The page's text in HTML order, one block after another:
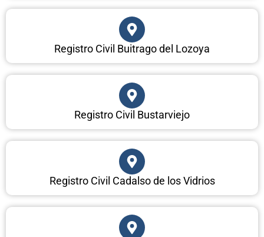
Registro Civil Buitrago del Lozoya
Registro Civil Bustarviejo
Registro Civil Cadalso de los Vidrios